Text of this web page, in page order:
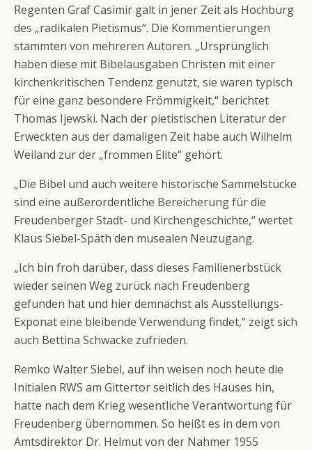
Regenten Graf Casimir galt in jener Zeit als Hochburg
des „radikalen Pietismus“. Die Kommentierungen
stammten von mehreren Autoren. „Ursprünglich
haben diese mit Bibelausgaben Christen mit einer
kirchenkritischen Tendenz genutzt, sie waren typisch
für eine ganz besondere Frömmigkeit,“ berichtet
Thomas Ijewski. Nach der pietistischen Literatur der
Erweckten aus der damaligen Zeit habe auch Wilhelm
Weiland zur der „frommen Elite“ gehört.
„Die Bibel und auch weitere historische Sammelstücke
sind eine außerordentliche Bereicherung für die
Freudenberger Stadt- und Kirchengeschichte,“ wertet
Klaus Siebel-Späth den musealen Neuzugang.
„Ich bin froh darüber, dass dieses Familienerbstück
wieder seinen Weg zurück nach Freudenberg
gefunden hat und hier demnächst als Ausstellungs-
Exponat eine bleibende Verwendung findet,“ zeigt sich
auch Bettina Schwacke zufrieden.
Remko Walter Siebel, auf ihn weisen noch heute die
Initialen RWS am Gittertor seitlich des Hauses hin,
hatte nach dem Krieg wesentliche Verantwortung für
Freudenberg übernommen. So heißt es in dem von
Amtsdirektor Dr. Helmut von der Nahmer 1955